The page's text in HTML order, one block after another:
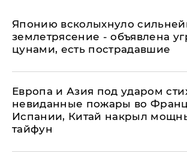
Японию всколыхнуло
землетрясение - объявлена
цунами, есть пострадавшие
Европа и Азия под ударом
невиданные пожары во
Испании, Китай накрыл
тайфун